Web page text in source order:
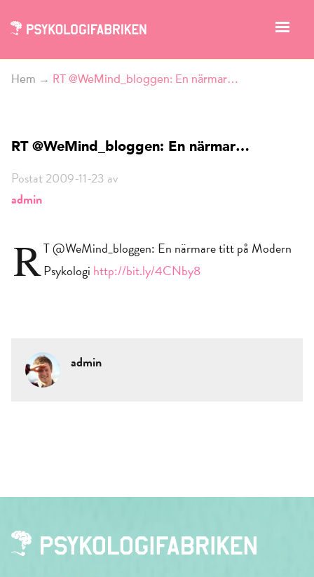
Hem → RT @WeMind_bloggen: En närmar…
RT @WeMind_bloggen: En närmar…
Postat 2009-11-23 av
admin
RT @WeMind_bloggen: En närmare titt på Modern
Psykologi http://bit.ly/4CNby8
admin